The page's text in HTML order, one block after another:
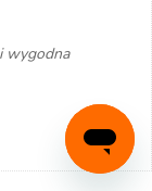
wygodna